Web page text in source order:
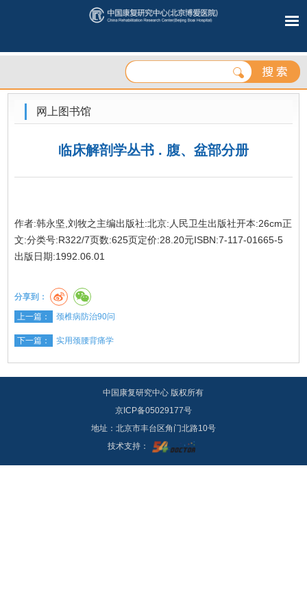
网上图书馆
临床解剖学丛书 . 腹、盆部分册
作者:韩永坚,刘牧之主编出版社:北京:人民卫生出版社开本:26cm正
文:分类号:R322/7页数:625页定价:28.20元ISBN:7-117-01665-5
出版日期:1992.06.01
分享到：
上一篇： 颈椎病防治90问
下一篇： 实用颈腰背痛学
中国康复研究中心 版权所有
京ICP备05029177号
地址：北京市丰台区角门北路10号
技术支持：